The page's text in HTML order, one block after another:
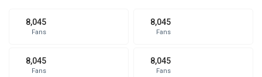
8,045
Fans
8,045
Fans
8,045
Fans
8,045
Fans